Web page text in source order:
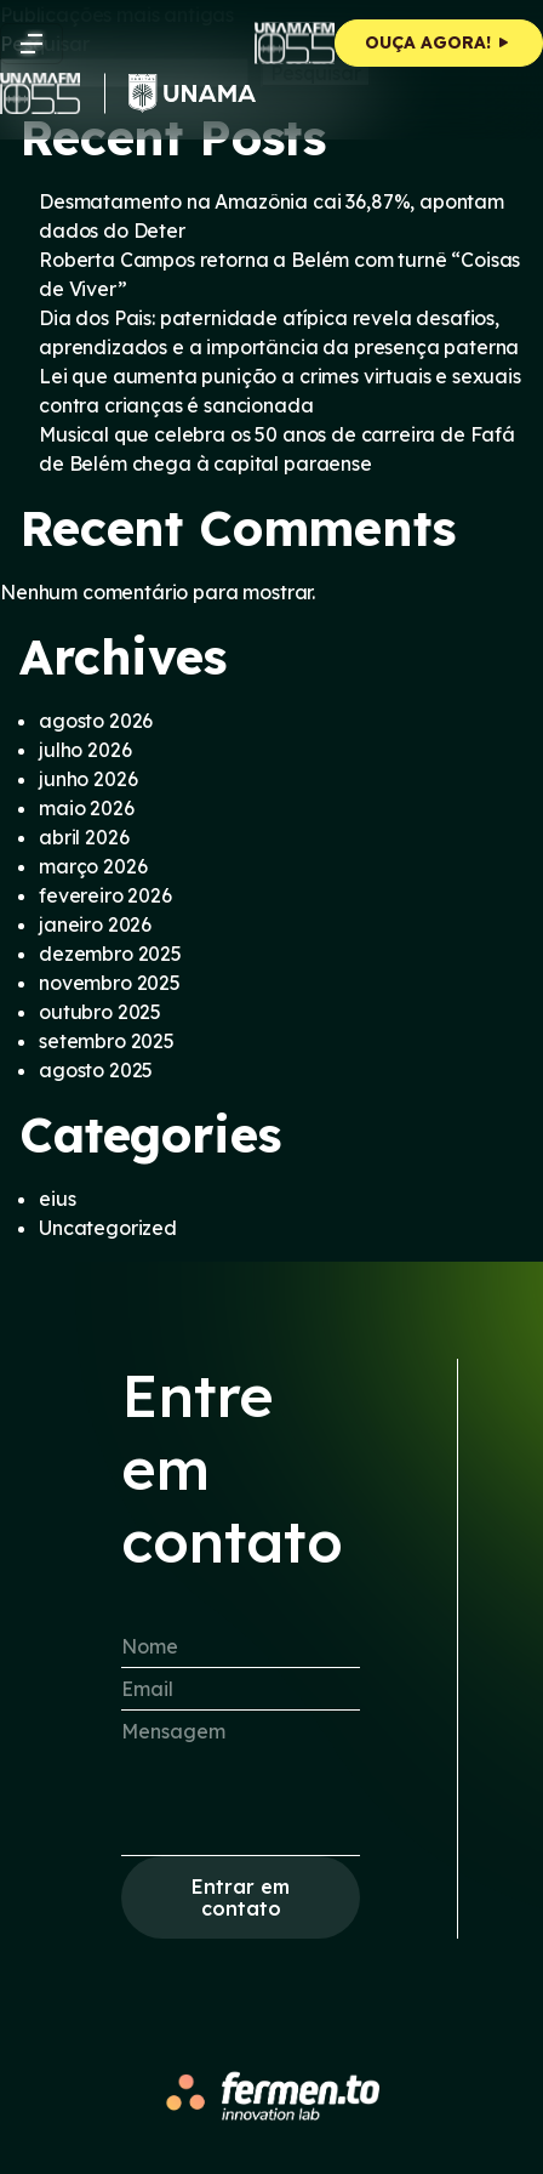
to
content
OUÇA AGORA!
Navegação
por
posts
Publicações mais antigas
Pesquisar
Pesquisar
Recent Posts
Desmatamento na Amazônia cai 36,87%, apontam
dados do Deter
Roberta Campos retorna a Belém com turnê “Coisas
de Viver”
Dia dos Pais: paternidade atípica revela desafios,
aprendizados e a importância da presença paterna
Lei que aumenta punição a crimes virtuais e sexuais
contra crianças é sancionada
Musical que celebra os 50 anos de carreira de Fafá
de Belém chega à capital paraense
Recent Comments
Nenhum comentário para mostrar.
Archives
agosto 2026
julho 2026
junho 2026
maio 2026
abril 2026
março 2026
fevereiro 2026
janeiro 2026
dezembro 2025
novembro 2025
outubro 2025
setembro 2025
agosto 2025
Categories
eius
Uncategorized
Entre
em
contato
Entrar em
contato